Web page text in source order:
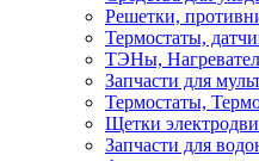
Решетки,
Термостаты,
ТЭНы,
Запчасти для
Термостаты,
Щетки
Запчасти для